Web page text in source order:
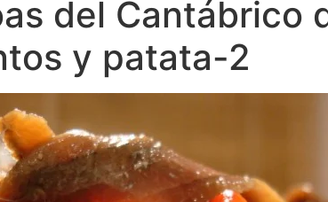
del Cantábrico
y patata-2